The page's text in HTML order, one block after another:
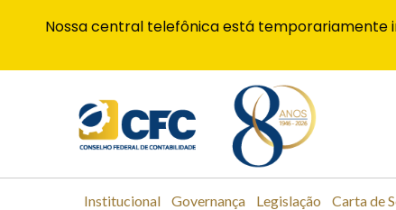
Institucional Governança Legislação Carta de
Nossa central telefônica está temporariamente